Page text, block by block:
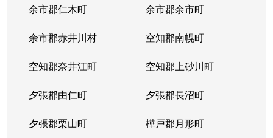
余市郡仁木町 余市郡余市町
余市郡赤井川村 空知郡南幌町
空知郡奈井江町 空知郡上砂川町
夕張郡由仁町 夕張郡長沼町
夕張郡栗山町 樺戸郡月形町